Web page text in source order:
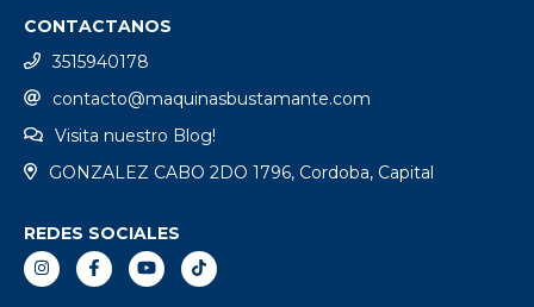
CONTACTANOS
3515940178
contacto@maquinasbustamante.com
Visita nuestro Blog!
GONZALEZ CABO 2DO 1796, Cordoba, Capital
REDES SOCIALES